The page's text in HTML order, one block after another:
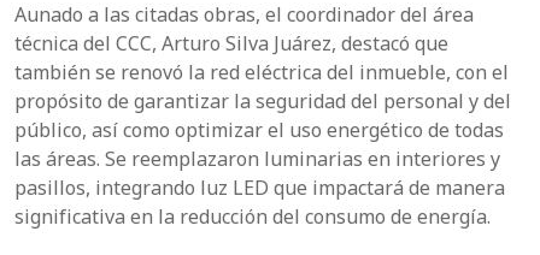
Aunado a las citadas obras, el coordinador del área
técnica del CCC, Arturo Silva Juárez, destacó que
también se renovó la red eléctrica del inmueble, con el
propósito de garantizar la seguridad del personal y del
público, así como optimizar el uso energético de todas
las áreas. Se reemplazaron luminarias en interiores y
pasillos, integrando luz LED que impactará de manera
significativa en la reducción del consumo de energía.